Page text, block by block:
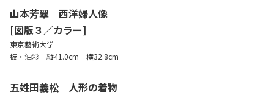
山本芳翠 西洋婦人像
[図版３／カラー]
東京藝術大学
板・油彩 縦41.0cm 横32.8cm
五姓田義松 人形の着物